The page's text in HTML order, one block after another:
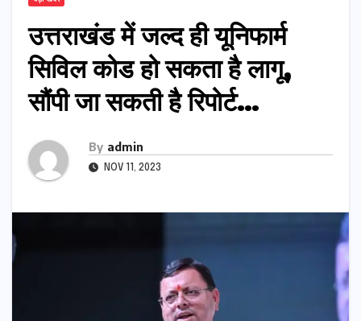
उत्तराखंड में जल्द ही यूनिफार्म
सिविल कोड हो सकता है लागू,
सौंपी जा सकती है रिपोर्ट…
By admin
NOV 11, 2023